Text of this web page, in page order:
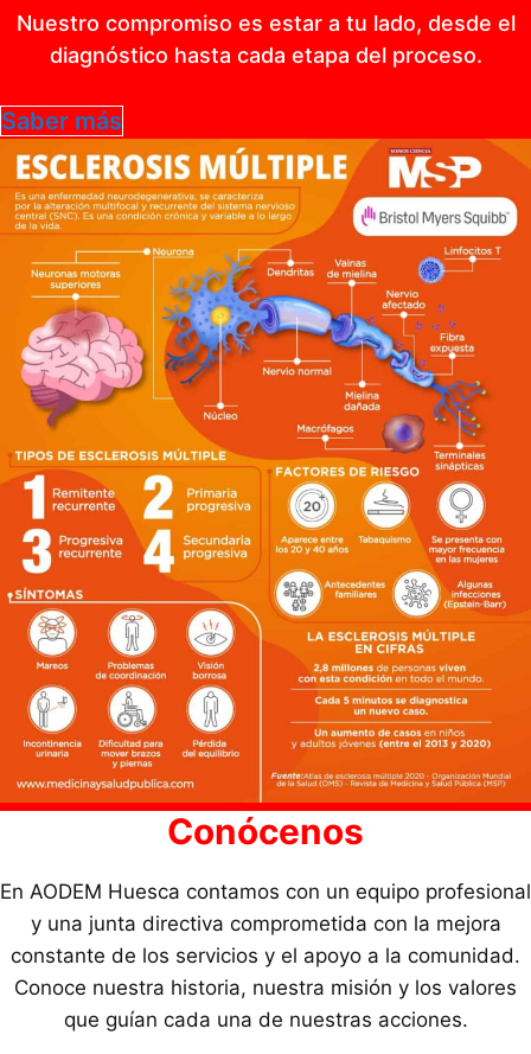
Nuestro compromiso es estar a tu lado, desde el
diagnóstico hasta cada etapa del proceso.
Saber más
Conócenos
En AODEM Huesca contamos con un equipo profesional
y una junta directiva comprometida con la mejora
constante de los servicios y el apoyo a la comunidad.
Conoce nuestra historia, nuestra misión y los valores
que guían cada una de nuestras acciones.